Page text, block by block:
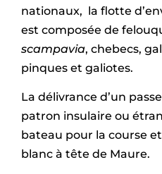
nationaux, la flotte
est composée de
scampavia, chebecs,
pinques et galiotes.
La délivrance d’un
patron insulaire ou
bateau pour la course
blanc à tête de Maure.